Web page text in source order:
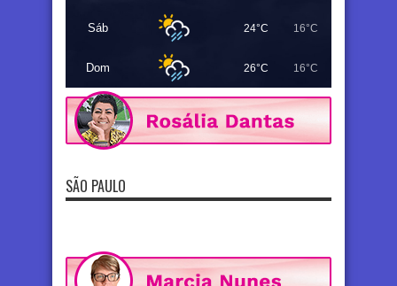
Sáb 24°C 16°C
Dom 26°C 16°C
SÃO PAULO